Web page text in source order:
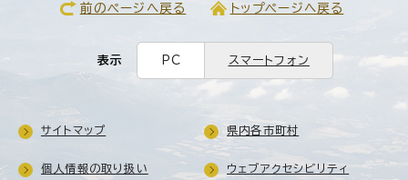
前のページへ戻る トップページへ戻る
表示 PC スマートフォン
サイトマップ 県内各市町村
個人情報の取り扱い ウェブアクセシビリティ